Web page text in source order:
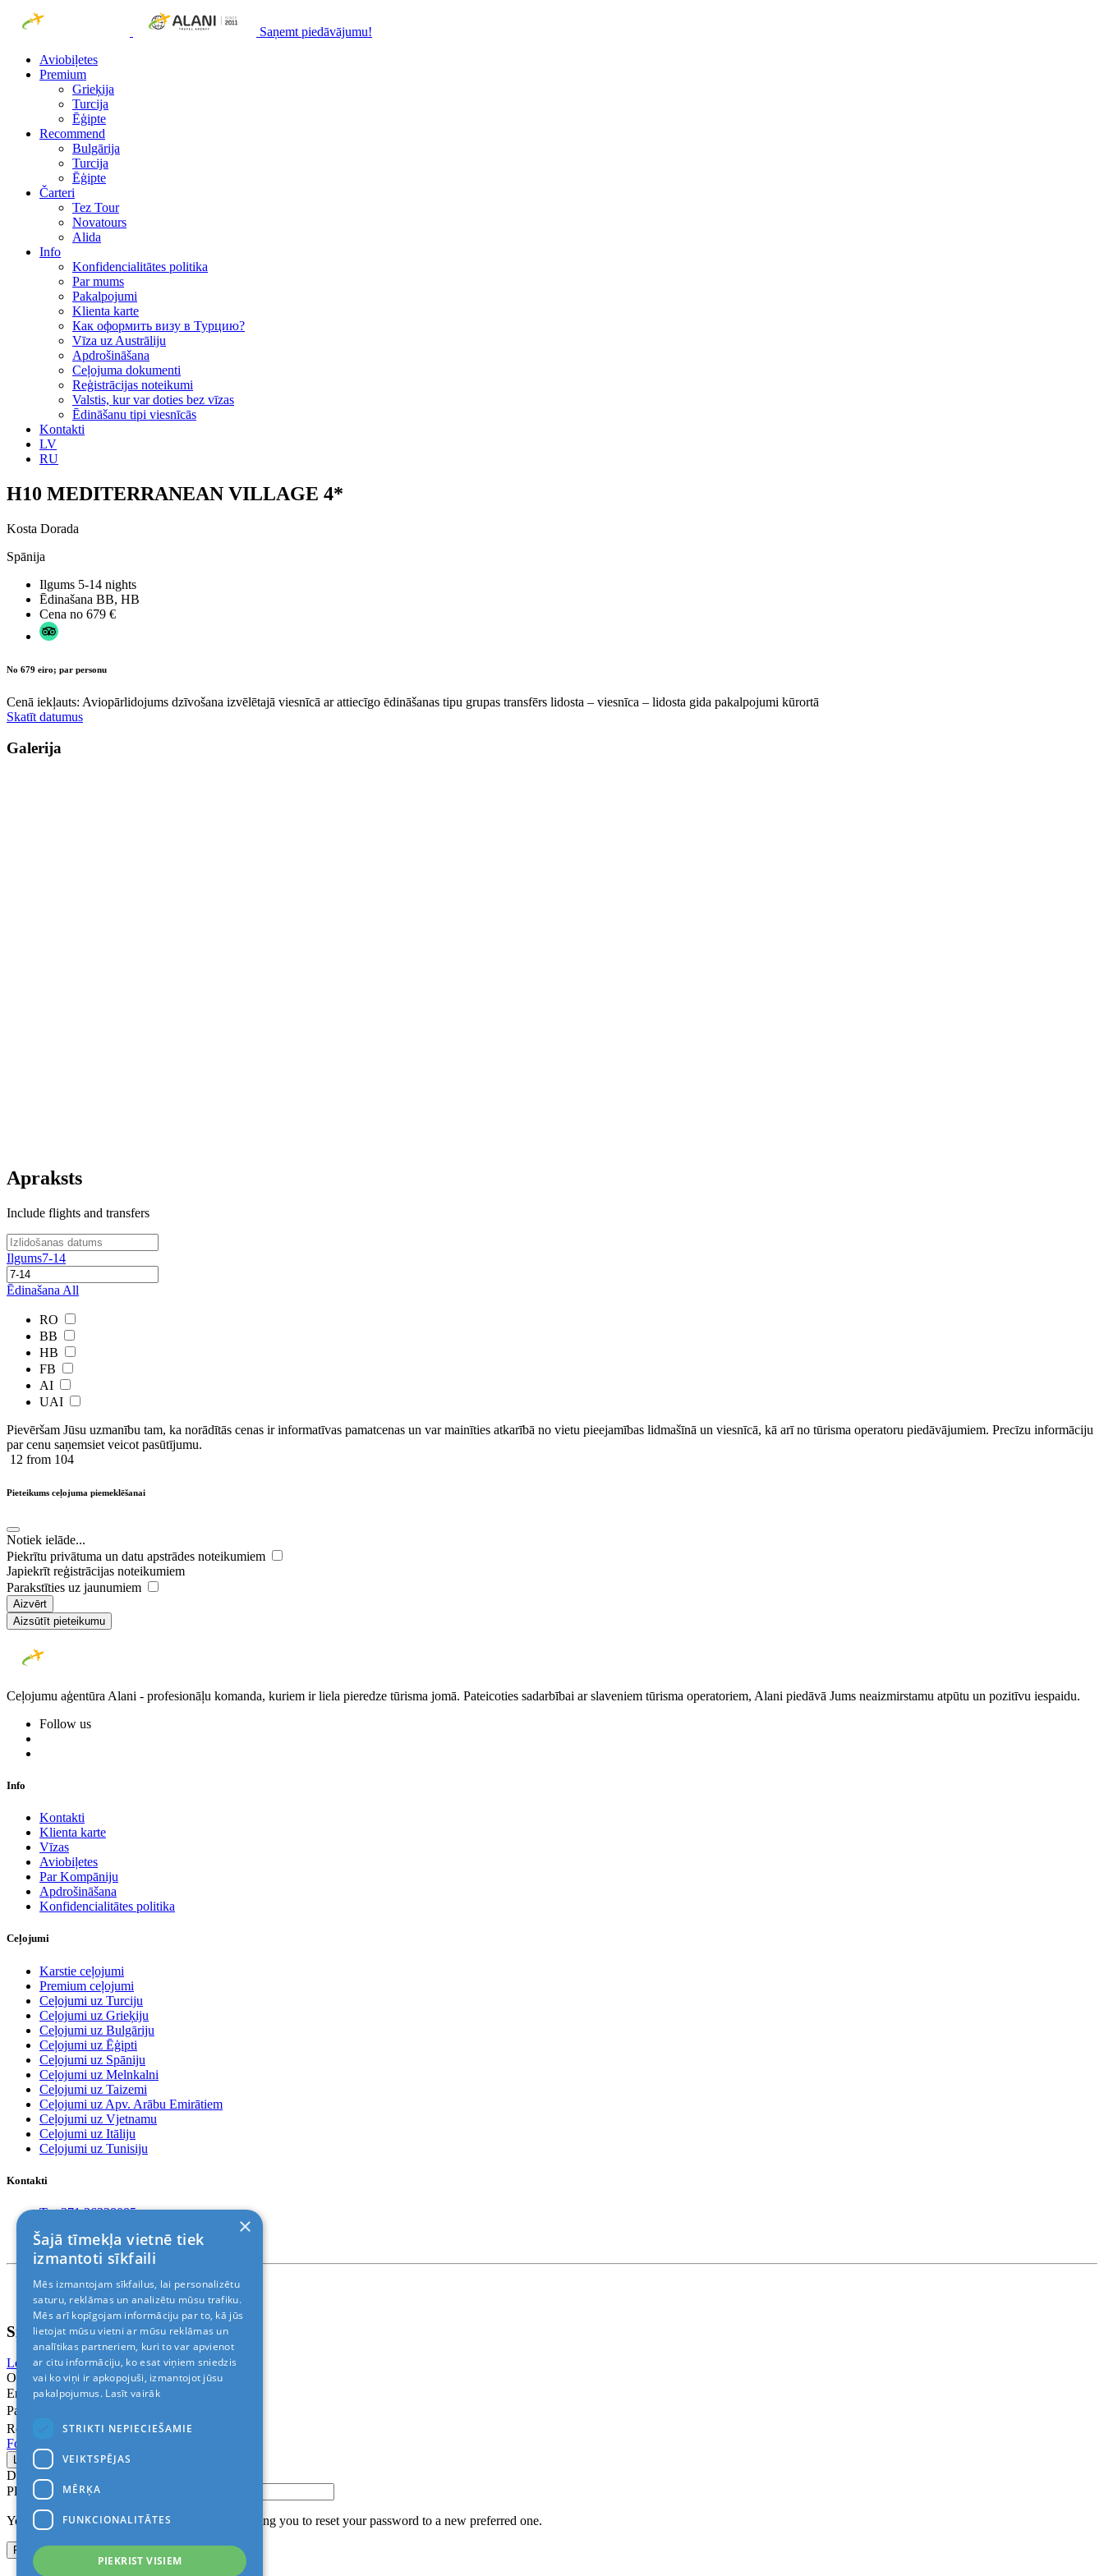
Saņemt piedāvājumu!
Aviobiļetes
Premium
Grieķija
Turcija
Ēģipte
Recommend
Bulgārija
Turcija
Ēģipte
Čarteri
Tez Tour
Novatours
Alida
Info
Konfidencialitātes politika
Par mums
Рakalpojumi
Klienta karte
Как оформить визу в Турцию?
Vīza uz Austrāliju
Apdrošināšana
Ceļojuma dokumenti
Reģistrācijas noteikumi
Valstis, kur var doties bez vīzas
Ēdināšanu tipi viesnīcās
Kontakti
LV
RU
H10 MEDITERRANEAN VILLAGE 4*
Kosta Dorada
Spānija
Ilgums 5-14 nights
Ēdinašana BB, HB
Cena no 679 €
No 679 eiro; par personu
Cenā iekļauts: Aviopārlidojums dzīvošana izvēlētajā viesnīcā ar attiecīgo ēdināšanas tipu grupas transfērs lidosta – viesnīca – lidosta gida pakalpojumi kūrortā
Skatīt datumus
Galerija
Apraksts
Include flights and transfers
Ilgums7-14
Ēdinašana All
RO
BB
HB
FB
AI
UAI
Pievēršam Jūsu uzmanību tam, ka norādītās cenas ir ​informatīvas ​pamatcenas un var mainīties atkarībā ​no ​vietu pieejamības lidmašīnā un viesnīcā, kā arī no tūrisma operatoru piedāvājumiem. Precīzu informāciju
par cenu saņemsiet veicot pasūtījumu.
12 from 104
Pieteikums ceļojuma piemeklēšanai
Notiek ielāde...
Piekrītu privātuma un datu apstrādes noteikumiem
Japiekrīt reģistrācijas noteikumiem
Parakstīties uz jaunumiem
Aizvērt
Aizsūtīt pieteikumu
Ceļojumu aģentūra Alani - profesionāļu komanda, kuriem ir liela pieredze tūrisma jomā. Pateicoties sadarbībai ar slaveniem tūrisma operatoriem, Alani piedāvā Jums neaizmirstamu atpūtu un pozitīvu iespaidu.
Follow us
Info
Kontakti
Klienta karte
Vīzas
Aviobiļetes
Par Kompāniju
Apdrošināšana
Konfidencialitātes politika
Ceļojumi
Karstie ceļojumi
Premium ceļojumi
Ceļojumi uz Turciju
Ceļojumi uz Grieķiju
Ceļojumi uz Bulgāriju
Ceļojumi uz Ēģipti
Ceļojumi uz Spāniju
Ceļojumi uz Melnkalni
Ceļojumi uz Taizemi
Ceļojumi uz Apv. Arābu Emirātiem
Ceļojumi uz Vjetnamu
Ceļojumi uz Itāliju
Ceļojumi uz Tunisiju
Kontakti
T. +371 26228085
Rīga, Kr.Barona 88
Nosacījumi un atrunas
© 2011-2026> «ALANI SIA»
Sign In
Login with Facebook Login with Google
Or
Email
Password
Remember me
Forgot Password?
Don’t have an account?
Please confirm login email below
You will receive an email containing a link allowing you to reset your password to a new preferred one.
×
Šajā tīmekļa vietnē tiek
izmantoti sīkfaili
Mēs izmantojam sīkfailus, lai personalizētu
saturu, reklāmas un analizētu mūsu trafiku.
Mēs arī kopīgojam informāciju par to, kā jūs
lietojat mūsu vietni ar mūsu reklāmas un
analītikas partneriem, kuri to var apvienot
ar citu informāciju, ko esat viņiem sniedzis
vai ko viņi ir apkopojuši, izmantojot jūsu
pakalpojumus. Lasīt vairāk
STRIKTI NEPIECIEŠAMIE
VEIKTSPĒJAS
MĒRĶA
FUNKCIONALITĀTES
PIEKRIST VISIEM